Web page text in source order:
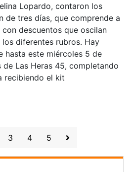
Lopardo, contaron los
de tres días, que comprende a
descuentos que oscilan
diferentes rubros. Hay
hasta este miércoles 5 de
Las Heras 45, completando
recibiendo el kit
3 4 5